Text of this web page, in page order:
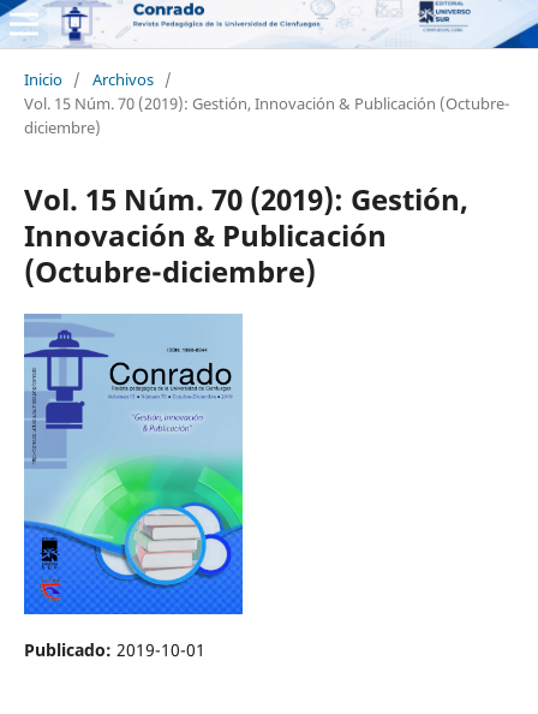
Inicio / Archivos /
Vol. 15 Núm. 70 (2019): Gestión, Innovación & Publicación (Octubre-
diciembre)
Vol. 15 Núm. 70 (2019): Gestión,
Innovación & Publicación
(Octubre-diciembre)
Publicado: 2019-10-01